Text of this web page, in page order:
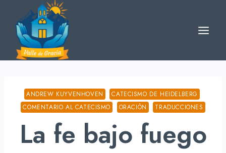
content
ANDREW KUYVENHOVEN
CATECISMO DE HEIDELBERG
COMENTARIO AL CATECISMO
ORACIÓN TRADUCCIONES
La fe bajo fuego